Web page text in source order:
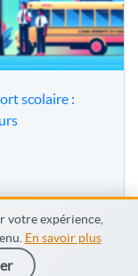
votre expérience,
En savoir plus
scolaire :